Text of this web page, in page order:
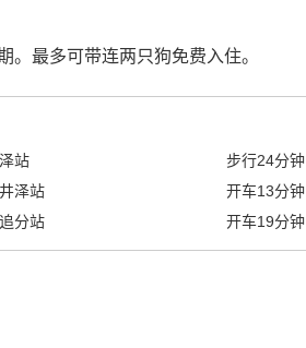
最多可带连两只狗免费入住。
站 步行24分钟
泽站
开车13分钟
分站
开车19分钟